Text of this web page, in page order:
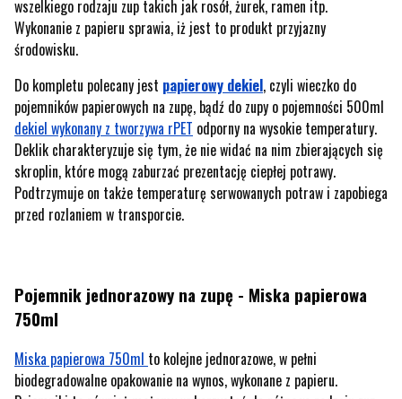
wszelkiego rodzaju zup takich jak rosół, żurek, ramen itp.
Wykonanie z papieru sprawia, iż jest to produkt przyjazny
środowisku.
Do kompletu polecany jest papierowy dekiel, czyli wieczko do
pojemników papierowych na zupę, bądź do zupy o pojemności 500ml
dekiel wykonany z tworzywa rPET odporny na wysokie temperatury.
Deklik charakteryzuje się tym, że nie widać na nim zbierających się
skroplin, które mogą zaburzać prezentację ciepłej potrawy.
Podtrzymuje on także temperaturę serwowanych potraw i zapobiega
przed rozlaniem w transporcie.
Pojemnik jednorazowy na zupę - Miska papierowa
750ml
Miska papierowa 750ml to kolejne jednorazowe, w pełni
biodegradowalne opakowanie na wynos, wykonane z papieru.